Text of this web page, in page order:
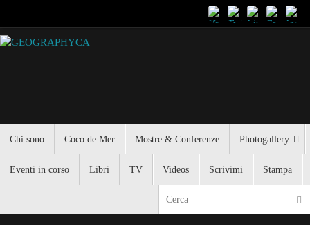
Chi sono Coco de Mer Mostre & Conferenze Photogallery
Eventi in corso Libri TV Videos Scrivimi Stampa